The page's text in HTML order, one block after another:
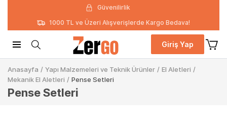
Güvenilirlik
1000 TL ve Üzeri Alışverişlerde Kargo Bedava!
Giriş Yap
Anasayfa / Yapı Malzemeleri ve Teknik Ürünler / El Aletleri /
Mekanik El Aletleri / Pense Setleri
Pense Setleri